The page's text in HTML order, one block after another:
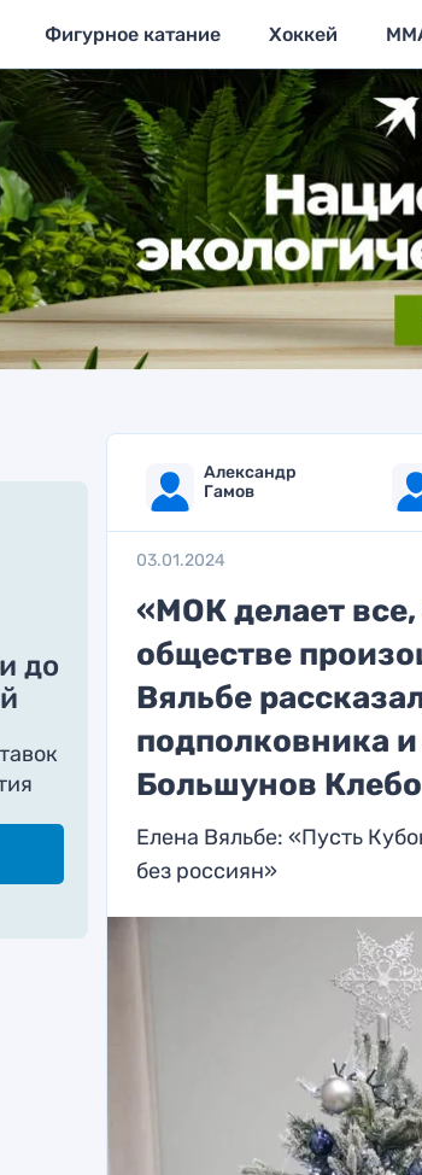
Фигурное катание Хоккей
до
Александр
Гамов
03.01.2024
«МОК делает
обществе
Вяльбе
подполковника
Большунов Клебо
Елена Вяльбе: «Пусть
без россиян»